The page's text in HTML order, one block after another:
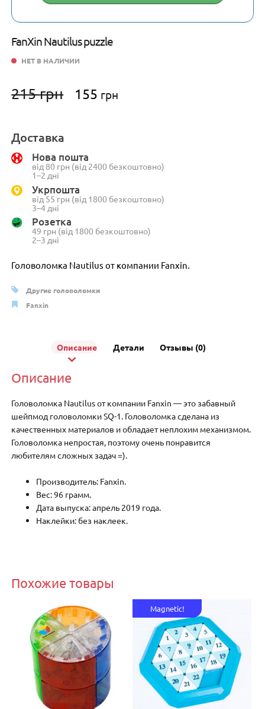
FanXin Nautilus puzzle
215грн
Первоначальная
цена
155 грн
Головоломка Nautilus от компании Fanxin.
НЕТ В НАЛИЧИИ
Доставка
Нова пошта
від 80 грн (від 2400 безкоштовно)
1–2 дні
Укрпошта
від 55 грн (від 1800 безкоштовно)
3–4 дні
Розетка
49 грн (від 1800 безкоштовно)
2–3 дні
Другие головоломки
Fanxin
Описание Детали Отзывы (0)
Описание
Головоломка Nautilus от компании Fanxin — это забавный
шейпмод головоломки SQ-1. Головоломка сделана из
качественных материалов и обладает неплохим механизмом.
Головоломка непростая, поэтому очень понравится
любителям сложных задач =).
Производитель: Fanxin.
Вес: 96 грамм.
Дата выпуска: апрель 2019 года.
Наклейки: без наклеек.
Похожие товары
Magnetic!